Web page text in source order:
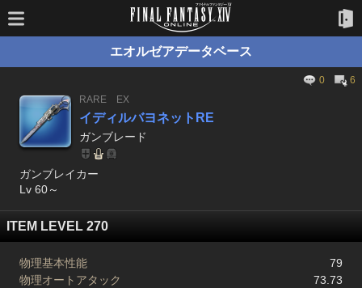
エオルゼアデータベース
0
6
RARE
EX
イディルバヨネットRE
ガンブレード
ガンブレイカー
Lv 60～
ITEM LEVEL 270
物理基本性能
79
物理オートアタック
73.73